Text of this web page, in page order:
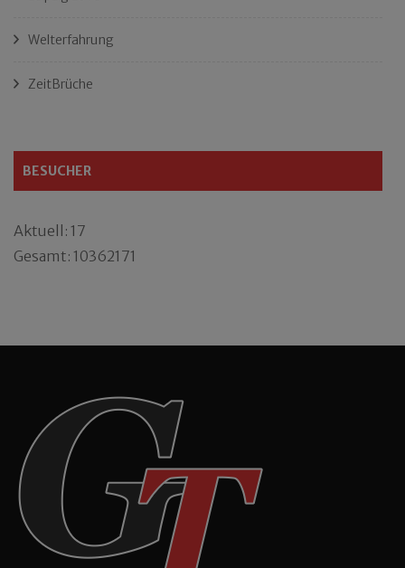
Welterfahrung
ZeitBrüche
BESUCHER
Aktuell: 17
Gesamt: 10362171